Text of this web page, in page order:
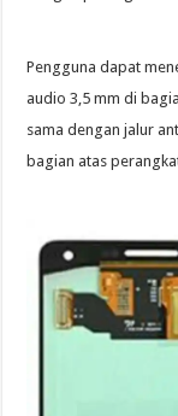
Pengguna dapat
audio 3,5 mm di
sama dengan jalur
bagian atas